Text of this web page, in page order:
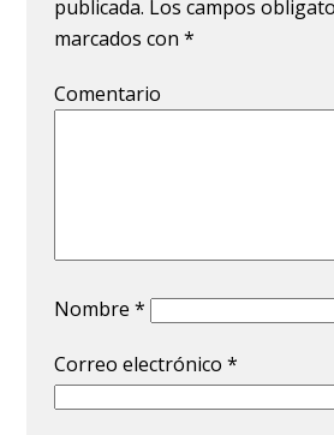
publicada. Los campos
marcados con*
Comentario
Nombre*
Correo electrónico*